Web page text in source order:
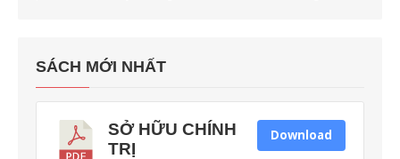
SÁCH MỚI NHẤT
SỞ HỮU CHÍNH
TRỊ
Download